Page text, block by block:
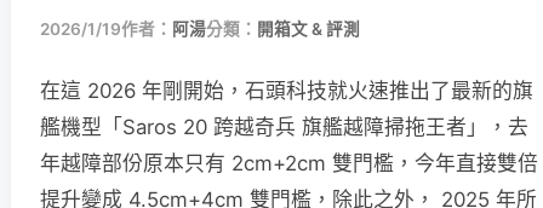
2026/1/19作者： 阿湯分類： 開箱文 & 評測
在這 2026 年剛開始，石頭科技就火速推出了最新的旗
艦機型「Saros 20 跨越奇兵 旗艦越障掃拖王者」，去
年越障部份原本只有 2cm+2cm 雙門檻，今年直接雙倍
提升變成 4.5cm+4cm 雙門檻，除此之外， 2025 年所